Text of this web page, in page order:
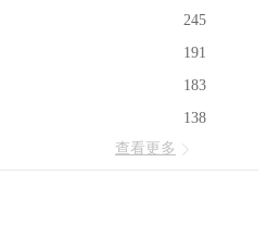
245
191
183
138
查看更多